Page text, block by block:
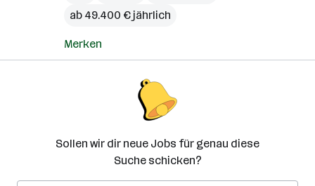
ab 49.400 € jährlich
Merken
Sollen wir dir neue Jobs für genau diese
Suche schicken?